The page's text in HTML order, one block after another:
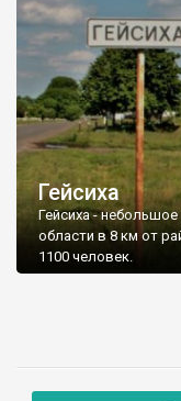
Гейсиха
Гейсиха -
области в 8 км от
1100 человек.